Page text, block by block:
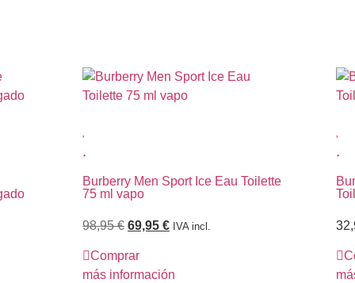
Burberry Men Sport Ice Eau Toilette
75 ml vapo
98,95€ 69,95 € IVA incl.
Comprar
más información